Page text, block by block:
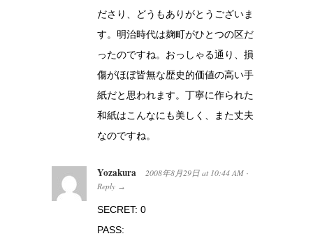
ださり、どうもありがとうございま
す。明治時代は麹町がひとつの区だ
ったのですね。おっしゃる通り、損
傷がほぼ皆無な歴史的価値の高い手
紙だと思われます。丁寧に作られた
和紙はこんなにも美しく、また丈夫
なのですね。
Yozakura 2008年8月29日 at 10:44 AM ·
Reply →
SECRET: 0
PASS: